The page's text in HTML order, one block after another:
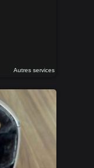
Autres services